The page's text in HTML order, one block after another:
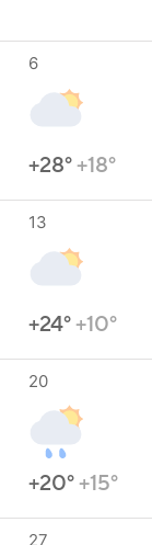
6
+28°+18°
13
+24°+10°
20
+20°+15°
27